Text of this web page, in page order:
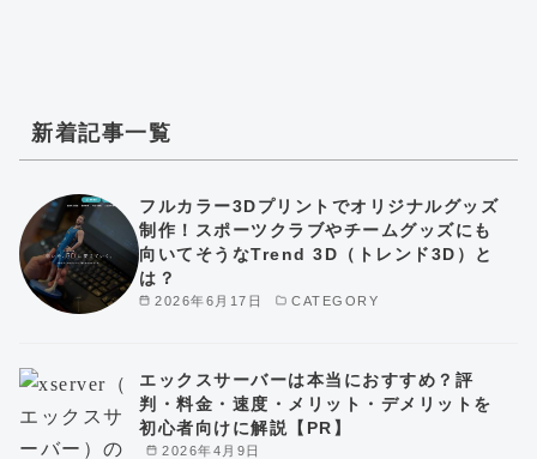
新着記事一覧
2026年6月17日 CATEGORY
フルカラー3Dプリントでオリジナルグッズ
制作！スポーツクラブやチームグッズにも
向いてそうなTrend 3D（トレンド3D）と
は？
2026年4月9日
エックスサーバーは本当におすすめ？評
判・料金・速度・メリット・デメリットを
初心者向けに解説【PR】